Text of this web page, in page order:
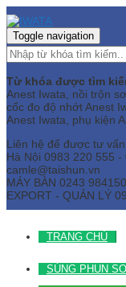
Toggle navigation
Từ khóa được tìm
Anest Iwata, nồi trộn
cốc đo độ nhớt Anest
Anest Iwata, phụ kiện
Liên hệ để được tư vấn
Hà Nội 0983 220 555 -
camle@taishun.vn
MÁY BÀN 0243
EXPORT - QUẢN LÝ
TRANG CHỦ
SÚNG PHUN